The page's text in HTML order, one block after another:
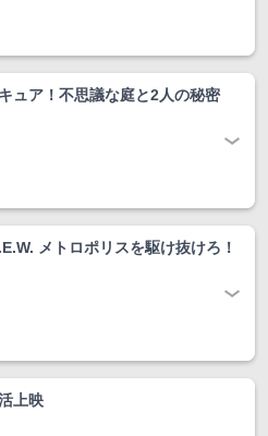
ュア！不思議な庭と2人の秘密
メトロポリスを駆け抜けろ！
上映